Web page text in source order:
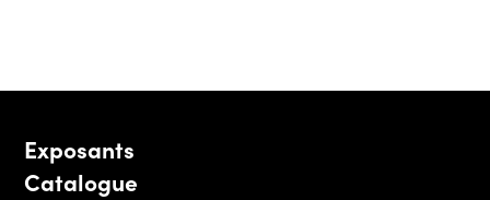
Exposants
Catalogue